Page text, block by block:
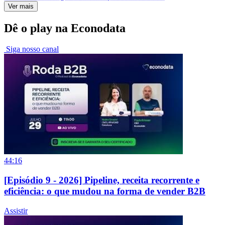
Ver mais
Dê o play na Econodata
Siga nosso canal
44:16
[Episódio 9 - 2026] Pipeline, receita recorrente e
eficiência: o que mudou na forma de vender B2B
Assistir